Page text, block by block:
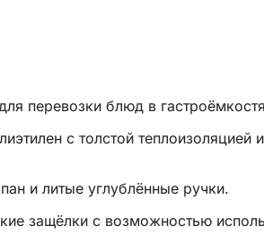
перевозки блюд в
с толстой теплоизоляцией
и литые углублённые ручки.
защёлки с возможностью